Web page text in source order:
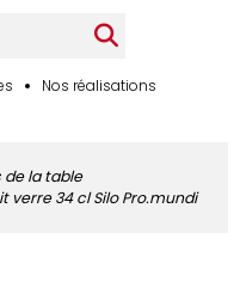
Nos réalisations
de la table
verre 34 cl Silo Pro.mundi